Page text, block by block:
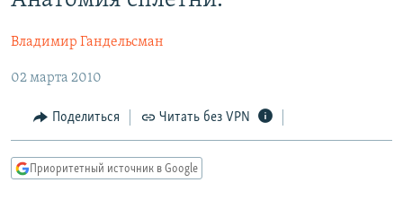
содержанию
Вернутся
главной
навигации
АВТОРСКИЕ ПРОЕКТЫ
ЦИТАТЫ СВОБОДЫ
МНЕНИЯ
КУЛЬТУРА
IDEL.РЕАЛИИ
Владимир Гандельсман
02 марта 2010
Поделиться Читать без VPN
Приоритетный источник в Google